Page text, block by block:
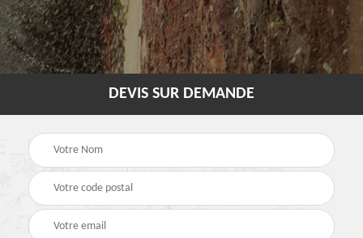
DEVIS SUR DEMANDE